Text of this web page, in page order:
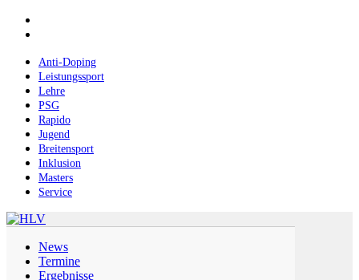
Skip
contentAnti-Doping
Leistungssport
Lehre
PSG
Rapido
Jugend
Breitensport
Inklusion
Masters
Service
News
Termine
Ergebnisse